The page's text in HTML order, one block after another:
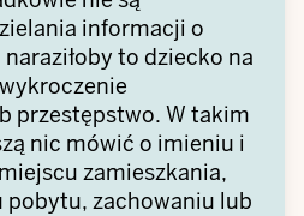
informacji o
to dziecko na
przestępstwo. W takim
nic mówić o imieniu i
zamieszkania,
zachowaniu lub